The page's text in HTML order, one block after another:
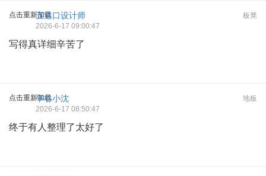
点击重新加载 板凳
五道口设计师
2026-6-17 09:00:47
写得真详细辛苦了
点击重新加载 地板
平谷小沈
2026-6-17 08:50:47
终于有人整理了太好了